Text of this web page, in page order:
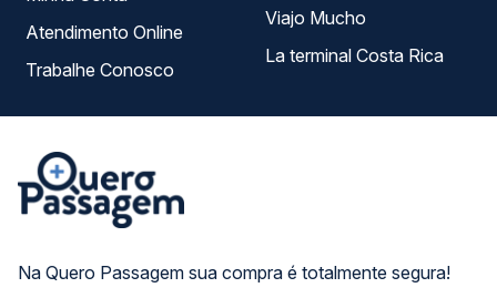
Na Quero Passagem sua compra é totalmente segura!
Atendimento Online
Trabalhe Conosco
Viajo Mucho
La terminal Costa Rica